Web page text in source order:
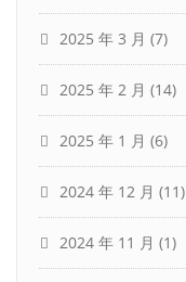
2025 年 3 月 (7)
2025 年 2 月 (14)
2025 年 1 月 (6)
2024 年 12 月 (11)
2024 年 11 月 (1)